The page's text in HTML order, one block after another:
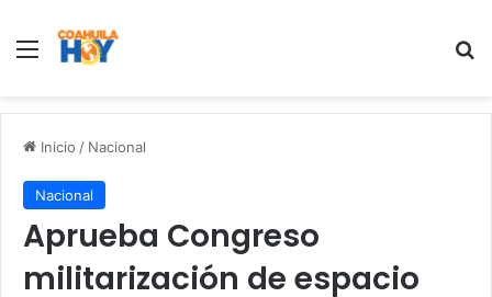
Menu
Inicio / Nacional
Nacional
Aprueba Congreso
militarización de espacio